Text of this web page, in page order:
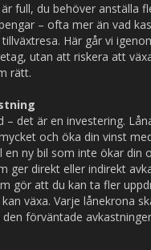
full, du behöver anställa
– ofta mer än vad
Här går vi
utan att riskera att
rätt.
det är en investering.
och öka din vinst
ny bil som inte ökar din
ger direkt eller indirekt
gör att du kan ta fler
växa. Varje lånekrona
förväntade